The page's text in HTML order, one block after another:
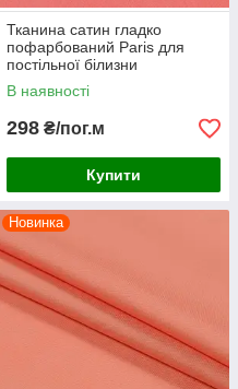
Тканина сатин гладко
пофарбований Paris для
постільної білизни
грейпфрукт
В наявності
298 ₴/пог.м
Купити
Новинка